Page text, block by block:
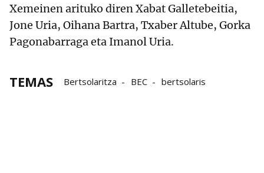
Xemeinen arituko diren Xabat Galletebeitia,
Jone Uria, Oihana Bartra, Txaber Altube, Gorka
Pagonabarraga eta Imanol Uria.
TEMAS Bertsolaritza BEC bertsolaris